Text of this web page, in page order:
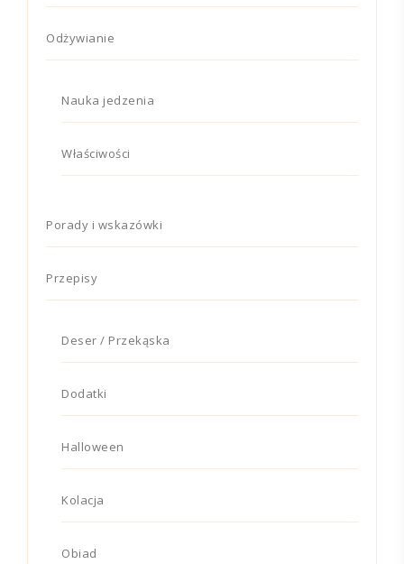
Odżywianie
Nauka jedzenia
Właściwości
Porady i wskazówki
Przepisy
Deser / Przekąska
Dodatki
Halloween
Kolacja
Obiad